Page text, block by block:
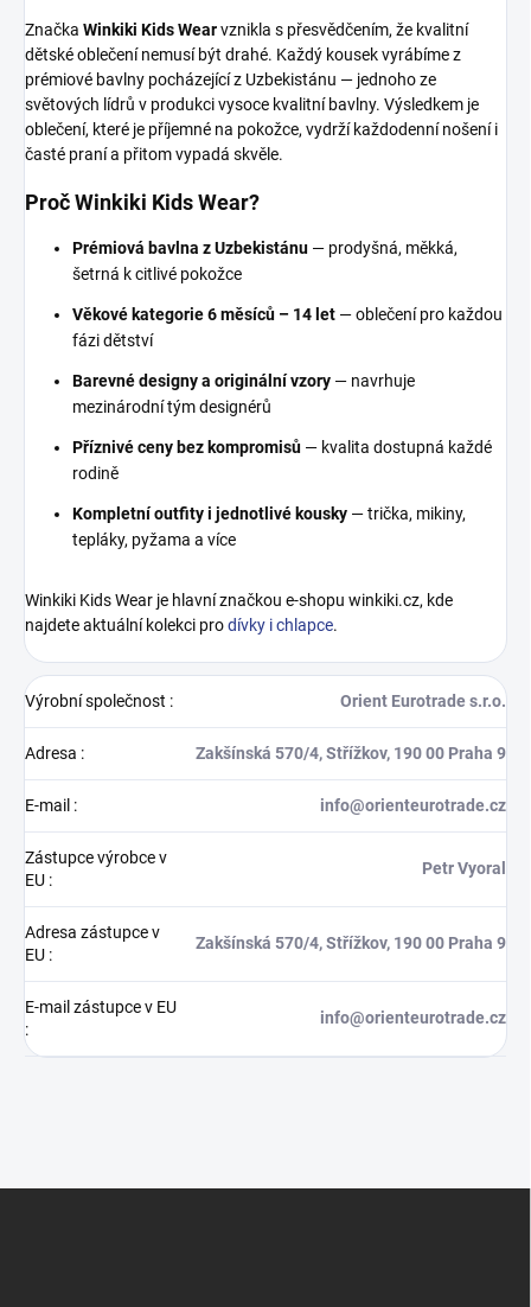
Značka Winkiki Kids Wearvznikla s přesvědčením, že kvalitní
dětské oblečení nemusí být drahé. Každý kousek vyrábíme z
prémiové bavlny pocházející z Uzbekistánu — jednoho ze
světových lídrů v produkci vysoce kvalitní bavlny. Výsledkem je
oblečení, které je příjemné na pokožce, vydrží každodenní nošení i
časté praní a přitom vypadá skvěle.
Proč Winkiki Kids Wear?
Prémiová bavlna z Uzbekistánu — prodyšná, měkká,
šetrná k citlivé pokožce
Věkové kategorie 6 měsíců – 14 let — oblečení pro každou
fázi dětství
Barevné designy a originální vzory — navrhuje
mezinárodní tým designérů
Příznivé ceny bez kompromisů — kvalita dostupná každé
rodině
Kompletní outfity i jednotlivé kousky — trička, mikiny,
tepláky, pyžama a více
Winkiki Kids Wear je hlavní značkou e-shopu winkiki.cz, kde
najdete aktuální kolekci prodívky i chlapce.
Výrobní společnost : Orient Eurotrade s.r.o.
Adresa : Zakšínská 570/4, Střížkov, 190 00 Praha 9
E-mail : info@orienteurotrade.cz
Zástupce výrobce v
EU :
Petr Vyoral
Adresa zástupce v
EU :
Zakšínská 570/4, Střížkov, 190 00 Praha 9
E-mail zástupce v EU
:
info@orienteurotrade.cz